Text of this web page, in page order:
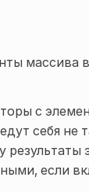
массива
с
себя не
результаты
если